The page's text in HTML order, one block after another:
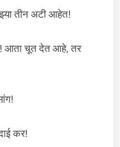
तीन अटी आहेत!
आता चूत देत आहे, तर
कर!